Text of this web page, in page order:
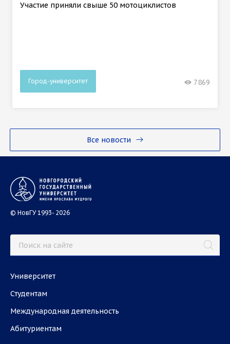
Все новости
Участие приняли свыше 50 мотоциклистов
Город-университет 7869
© НовГУ 1993- 2026
Университет
Студентам
Международная деятельность
Абитуриентам